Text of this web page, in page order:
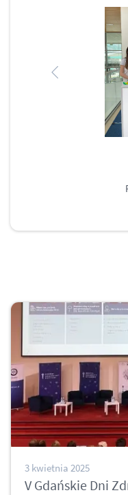
3 kwietnia 2025
V Gdańskie Dni